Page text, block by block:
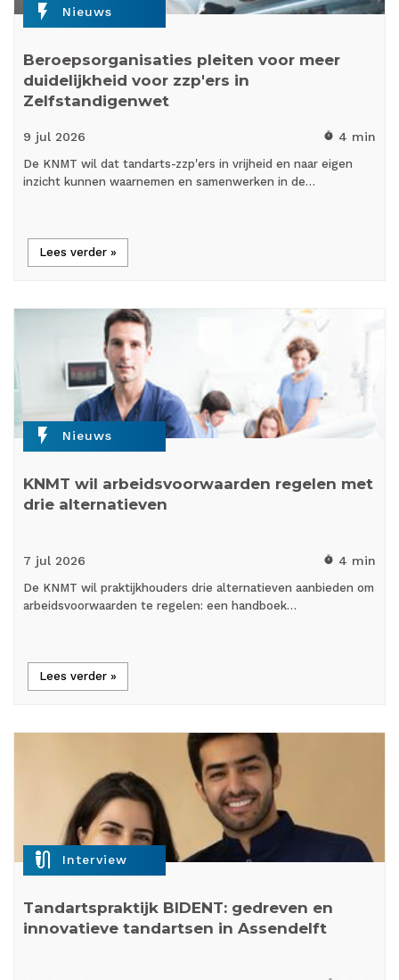
flash_on Nieuws
Beroepsorganisaties pleiten voor meer
duidelijkheid voor zzp'ers in
Zelfstandigenwet
9 jul 2026 timer 4 min
De KNMT wil dat tandarts-zzp'ers in vrijheid en naar eigen
inzicht kunnen waarnemen en samenwerken in de…
Lees verder »
flash_on Nieuws
KNMT wil arbeidsvoorwaarden regelen met
drie alternatieven
7 jul 2026 timer 4 min
De KNMT wil praktijkhouders drie alternatieven aanbieden om
arbeidsvoorwaarden te regelen: een handboek…
Lees verder »
mic_external_on Interview
Tandartspraktijk BIDENT: gedreven en
innovatieve tandartsen in Assendelft